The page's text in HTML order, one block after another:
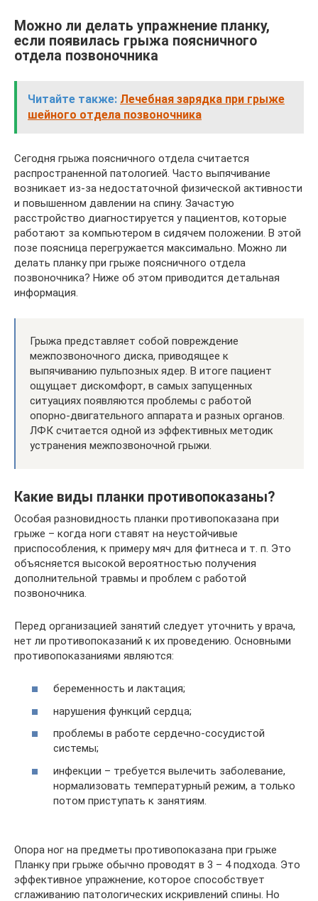
Можно ли делать упражнение планку,
если появилась грыжа поясничного
отдела позвоночника
Читайте также: Лечебная зарядка при грыже
шейного отдела позвоночника
Сегодня грыжа поясничного отдела считается
распространенной патологией. Часто выпячивание
возникает из-за недостаточной физической активности
и повышенном давлении на спину. Зачастую
расстройство диагностируется у пациентов, которые
работают за компьютером в сидячем положении. В этой
позе поясница перегружается максимально. Можно ли
делать планку при грыже поясничного отдела
позвоночника? Ниже об этом приводится детальная
информация.
Грыжа представляет собой повреждение
межпозвоночного диска, приводящее к
выпячиванию пульпозных ядер. В итоге пациент
ощущает дискомфорт, в самых запущенных
ситуациях появляются проблемы с работой
опорно-двигательного аппарата и разных органов.
ЛФК считается одной из эффективных методик
устранения межпозвоночной грыжи.
Какие виды планки противопоказаны?
Особая разновидность планки противопоказана при
грыже – когда ноги ставят на неустойчивые
приспособления, к примеру мяч для фитнеса и т. п. Это
объясняется высокой вероятностью получения
дополнительной травмы и проблем с работой
позвоночника.
Перед организацией занятий следует уточнить у врача,
нет ли противопоказаний к их проведению. Основными
противопоказаниями являются:
беременность и лактация;
нарушения функций сердца;
проблемы в работе сердечно-сосудистой
системы;
инфекции – требуется вылечить заболевание,
нормализовать температурный режим, а только
потом приступать к занятиям.
Опора ног на предметы противопоказана при грыже
Планку при грыже обычно проводят в 3 – 4 подхода. Это
эффективное упражнение, которое способствует
сглаживанию патологических искривлений спины. Но